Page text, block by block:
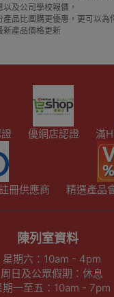
及公司學校報價，
品比團購更優惠，更可以為
新產品價格更新
優網店認證 滿
冊供應商 精選產品
陳列室資料
星期六：10am - 4pm
日及公眾假期：休息
期一至五：10am - 7pm